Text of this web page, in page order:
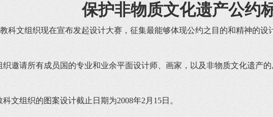
保护非物质文化遗产公约
文组织现在宣布发起设计大赛，征集最能够体现公约之目的和精神的设
请所有成员国的专业和业余平面设计师、画家，以及非物质文化遗产
组织的图案设计截止日期为2008年2月15日。